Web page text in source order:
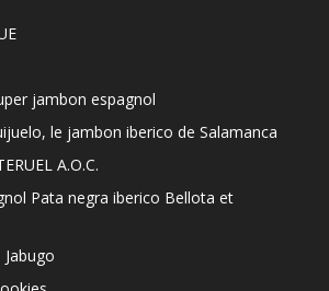
jambon espagnol
le jambon iberico de Salamanca
A.O.C.
Pata negra iberico Bellota et